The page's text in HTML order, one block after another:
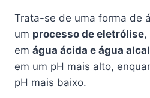
Trata-se de uma forma de
um processo de eletrólise,
em água ácida e água
em um pH mais alto,
pH mais baixo.